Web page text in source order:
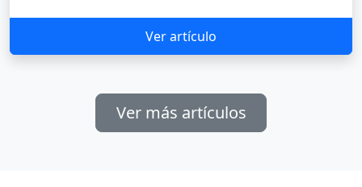
Ver artículo
Ver más artículos